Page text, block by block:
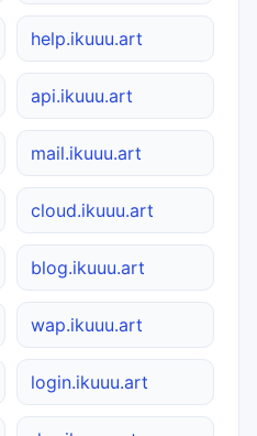
help.ikuuu.art
api.ikuuu.art
mail.ikuuu.art
cloud.ikuuu.art
blog.ikuuu.art
wap.ikuuu.art
login.ikuuu.art